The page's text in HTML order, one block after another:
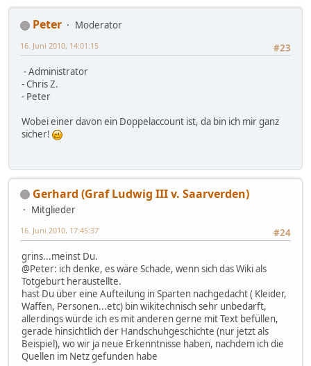
Peter
Moderator
#23
16. Juni 2010, 14:01:15
- Administrator
- Chris Z.
- Peter
Wobei einer davon ein Doppelaccount ist, da bin ich mir ganz
sicher!
Gerhard (Graf Ludwig III v. Saarverden)
Mitglieder
#24
16. Juni 2010, 17:45:37
grins...meinst Du.
@Peter: ich denke, es wäre Schade, wenn sich das Wiki als
Totgeburt heraustellte.
hast Du über eine Aufteilung in Sparten nachgedacht ( Kleider,
Waffen, Personen...etc) bin wikitechnisch sehr unbedarft,
allerdings würde ich es mit anderen gerne mit Text befüllen,
gerade hinsichtlich der Handschuhgeschichte (nur jetzt als
Beispiel), wo wir ja neue Erkenntnisse haben, nachdem ich die
Quellen im Netz gefunden habe